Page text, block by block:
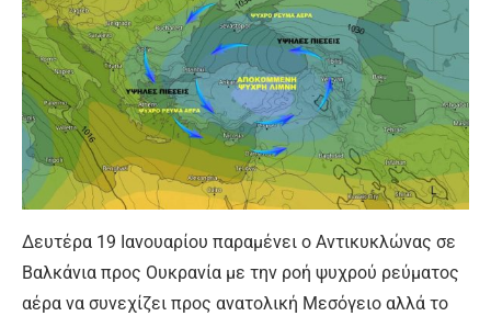
Δευτέρα 19 Ιανουαρίου παραμένει ο Αντικυκλώνας σε
Βαλκάνια προς Ουκρανία με την ροή ψυχρού ρεύματος
αέρα να συνεχίζει προς ανατολική Μεσόγειο αλλά το